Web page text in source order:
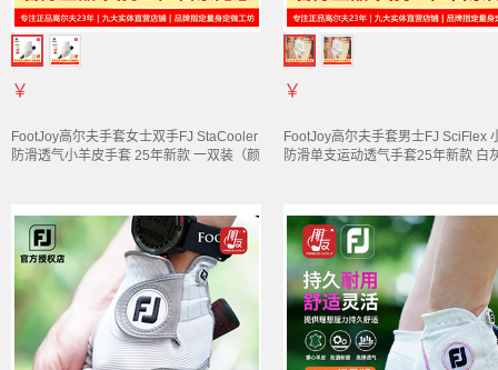
￥
FootJoy高尔夫手套女士双手FJ StaCooler
防滑透气小羊皮手套 25年新款 一双装（颜
￥
FootJoy高尔夫手套男士FJ SciFlex
防滑单支运动透气手套25年新款 白